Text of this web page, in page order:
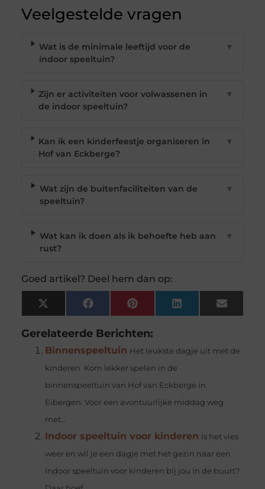
Veelgestelde vragen
Wat is de minimale leeftijd voor de
indoor speeltuin?
▼
Zijn er activiteiten voor volwassenen in
de indoor speeltuin?
▼
Kan ik een kinderfeestje organiseren in
Hof van Eckberge?
▼
Wat zijn de buitenfaciliteiten van de
speeltuin?
▼
Wat kan ik doen als ik behoefte heb aan
rust?
▼
Goed artikel? Deel hem dan op:
X
(Twitter)
FacebookPinterest LinkedIn Email
Gerelateerde Berichten:
Binnenspeeltuin Het leukste dagje uit met de
kinderen Kom lekker spelen in de
binnenspeeltuin van Hof van Eckberge in
Eibergen. Voor een avontuurlijke middag weg
met...
Indoor speeltuin voor kinderen Is het vies
weer en wil je een dagje met het gezin naar een
Indoor speeltuin voor kinderen bij jou in de buurt?